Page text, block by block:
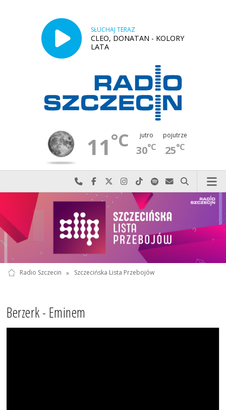
SŁUCHAJ TERAZ
CLEO, DONATAN - KOLORY
LATA
11°C jutro
30°C
pojutrze
25°C
Najlepiej po prostu do nas zadzwoń
Odwiedź nas na Facebook-u
Odwiedź nas na X
Odwiedź nas na Instagram-ie
Odwiedź nas na TikTok-u
Szukaj nas na Spotify
Wyślij do nas
Szukaj
Radio Szczecin » Szczecińska Lista Przebojów
Berzerk - Eminem